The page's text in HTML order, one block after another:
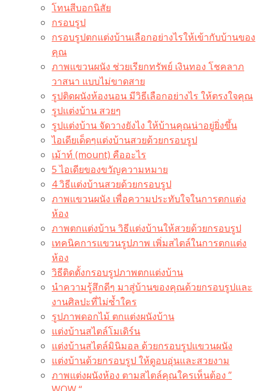
โทนสีบอกนิสัย
กรอบรูป
กรอบรูปตกแต่งบ้านเลือกอย่างไรให้เข้ากับบ้านของ
คุณ
ภาพแขวนผนัง ช่วยเรียกทรัพย์ เงินทอง โชคลาภ
วาสนา แบบไม่ขาดสาย
รูปติดผนังห้องนอน มีวิธีเลือกอย่างไร ให้ตรงใจคุณ
รูปแต่งบ้าน สวยๆ
รูปแต่งบ้าน จัดวางยังไง ให้บ้านคุณน่าอยู่ยิ่งขึ้น
ไอเดียเด็ดๆแต่งบ้านสวยด้วยกรอบรูป
เม้าท์ (mount) คืออะไร​
5 ไอเดียของขวัญความหมาย
4 วิธีแต่งบ้านสวยด้วยกรอบรูป
ภาพแขวนผนัง เพื่อความประทับใจในการตกแต่ง
ห้อง
ภาพตกแต่งบ้าน วิธีแต่งบ้านให้สวยด้วยกรอบรูป
เทคนิคการแขวนรูปภาพ เพิ่มสไตล์ในการตกแต่ง
ห้อง
วิธีติดตั้งกรอบรูปภาพตกแต่งบ้าน
นำความรู้สึกดีๆ มาสู่บ้านของคุณด้วยกรอบรูปและ
งานศิลปะที่ไม่ซ้ำใคร
รูปภาพดอกไม้ ตกแต่งผนังบ้าน
แต่งบ้านสไตล์โมเดิร์น
แต่งบ้านสไตล์มินิมอล ด้วยกรอบรูปแขวนผนัง
แต่งบ้านด้วยกรอบรูป ให้ดูอบอุ่นและสวยงาม
ภาพแต่งผนังห้อง ตามสไตล์คุณใครเห็นต้อง ”